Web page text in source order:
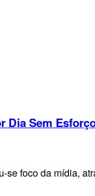
Dia Sem
se foco da mídia,